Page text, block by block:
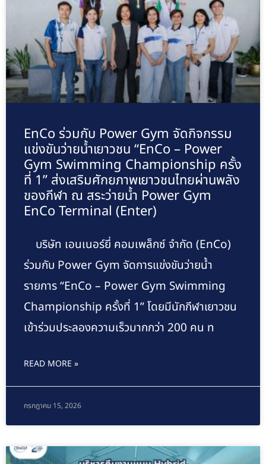
EnCo ร่วมกับ Power Gym จัดกิจกรรม
แข่งขันว่ายน้ำเยาวชน “EnCo – Power
Gym Swimming Championship ครั้ง
ที่ 1” ส่งเสริมศักยภาพเยาวชนไทยผ่านพลัง
ของกีฬา ณ สระว่ายน้ำ Power Gym
EnCo Terminal (Enter)
บริษัท เอนเนอร์ยี่ คอมเพล็กซ์ จำกัด (EnCo)
ร่วมกับ Power Gym จัดการแข่งขันว่ายน้ำ
รายการ “EnCo – Power Gym Swimming
Championship ครั้งที่ 1” โดยมีนักกีฬาเยาวชน
เข้าร่วมประลองความเร็วมากกว่า 200 คน ท
READ MORE »
กรกฎาคม 15, 2026